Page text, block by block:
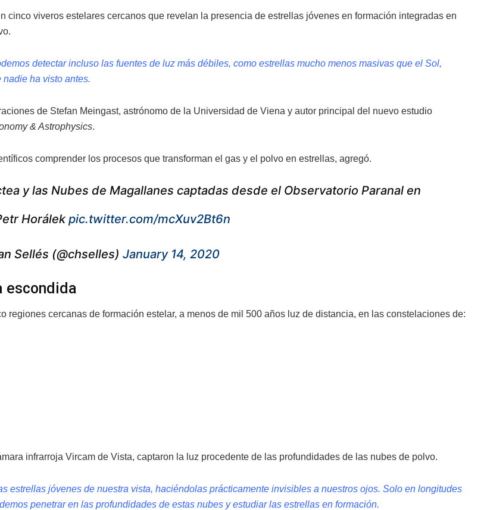
cinco viveros estelares cercanos que revelan la presencia de estrellas jóvenes en formación integradas en
detectar incluso las fuentes de luz más débiles, como estrellas mucho menos masivas que el Sol,
ha visto antes.
de Stefan Meingast, astrónomo de la Universidad de Viena y autor principal del nuevo estudio
& Astrophysics.
comprender los procesos que transforman el gas y el polvo en estrellas, agregó.
y las Nubes de Magallanes captadas desde el Observatorio Paranal en
Horálekpic.twitter.com/mcXuv2Bt6n
Sellés (@chselles) January 14, 2020
escondida
regiones cercanas de formación estelar, a menos de mil 500 años luz de distancia, en las constelaciones de:
infrarroja Vircam de Vista, captaron la luz procedente de las profundidades de las nubes de polvo.
estrellas jóvenes de nuestra vista, haciéndolas prácticamente invisibles a nuestros ojos. Solo en longitudes
penetrar en las profundidades de estas nubes y estudiar las estrellas en formación.